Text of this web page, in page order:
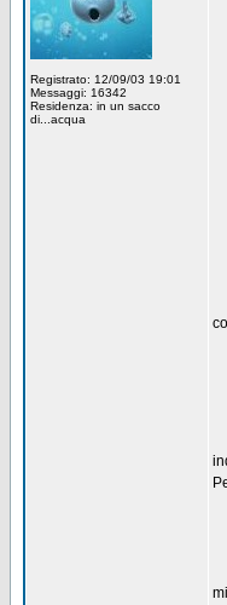
Registrato: 12/09/03 19:01
Messaggi: 16342
Residenza: in un sacco
di...acqua